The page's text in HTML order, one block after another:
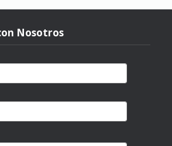
Nosotros